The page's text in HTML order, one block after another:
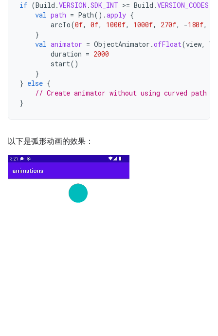
if (Build .VERSION .SDK_INT >= Build .VERSION_CODES
val path = Path().apply {
arcTo(0f, 0f, 1000f, 1000f, 270f, -180f,
}
val animator = ObjectAnimator .ofFloat(view,
duration = 2000
start()
}
} else {
// Create animator without using curved path
}
以下是弧形动画的效果：